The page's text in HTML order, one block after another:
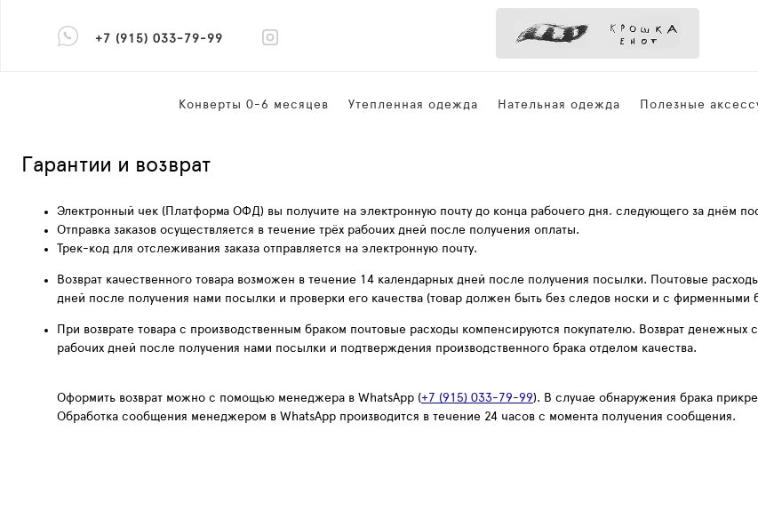
+7 (915) 033-79-99
Конверты 0-6 месяцев Утепленная одежда Нательная одежда Полезные
Гарантии и возврат
Электронный чек (Платформа ОФД) вы получите на электронную почту до конца рабочего дня, следующего за днём
Отправка заказов осуществляется в течение трёх рабочих дней после получения оплаты.
Трек-код для отслеживания заказа отправляется на электронную почту.
Возврат качественного товара возможен в течение 14 календарных дней после получения посылки. Почтовые
дней после получения нами посылки и проверки его качества (товар должен быть без следов носки и с фирменными
При возврате товара с производственным браком почтовые расходы компенсируются покупателю. Возврат денежных
рабочих дней после получения нами посылки и подтверждения производственного брака отделом качества.
Оформить возврат можно с помощью менеджера в WhatsApp (+7 (915) 033-79-99). В случае обнаружения брака
Обработка сообщения менеджером в WhatsApp производится в течение 24 часов с момента получения сообщения.